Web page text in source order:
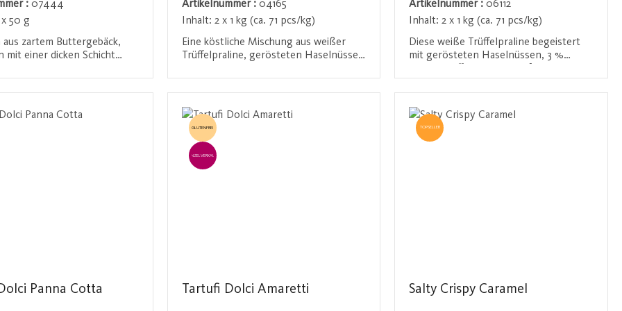
: 07444
50 g
aus zartem Buttergebäck,
mit einer dicken Schicht
Schokolade. Diese
Kombination sorgt für
Geschmackserlebnis, das
zu einer süßen
macht.
/ Registrieren
Artikelnummer : 04165
Inhalt: 2 x 1 kg (ca. 71 pcs/kg)
Eine köstliche Mischung aus weißer
Trüffelpraline, gerösteten Haselnüssen
harmonische Verbindung dieser edlen
Zutaten sorgt für ein unvergessliches
Geschmackserlebnis.
Anmelden / Registrieren
Artikelnummer :06112
Inhalt:2 x 1 kg (ca. 71 pcs/kg)
Diese weiße Trüffelpraline begeistert
mit gerösteten Haselnüssen, 3 %
Cappuccino-Aroma. Der cremig-milde
Cappuccino-Geschmack macht diese
Praline zu einem samtigen,
geschmeidigen Genuss, perfekt für
Kaffeeliebhaber.
Anmelden / Registrieren
Panna Cotta
GLUTENFREI
EINZELVERKAUF
Tartufi Dolci Amaretti
TOPSELLER
Salty Crispy Caramel